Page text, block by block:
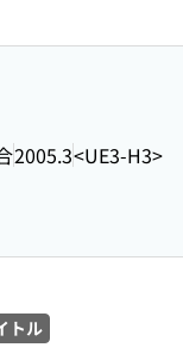
2005.3<UE3-H3>
トル